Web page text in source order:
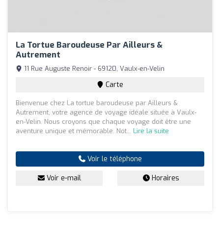
La Tortue Baroudeuse Par Ailleurs &
Autrement
11 Rue Auguste Renoir - 69120, Vaulx-en-Velin
Carte
Bienvenue chez La tortue baroudeuse par Ailleurs &
Autrement, votre agence de voyage idéale située à Vaulx-
en-Velin. Nous croyons que chaque voyage doit être une
aventure unique et mémorable. Not... Lire la suite
Voir le téléphone
Voir e-mail Horaires